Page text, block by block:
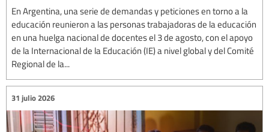
En Argentina, una serie de demandas y peticiones en torno a la
educación reunieron a las personas trabajadoras de la educación
en una huelga nacional de docentes el 3 de agosto, con el apoyo
de la Internacional de la Educación (IE) a nivel global y del Comité
Regional de la...
31 julio 2026